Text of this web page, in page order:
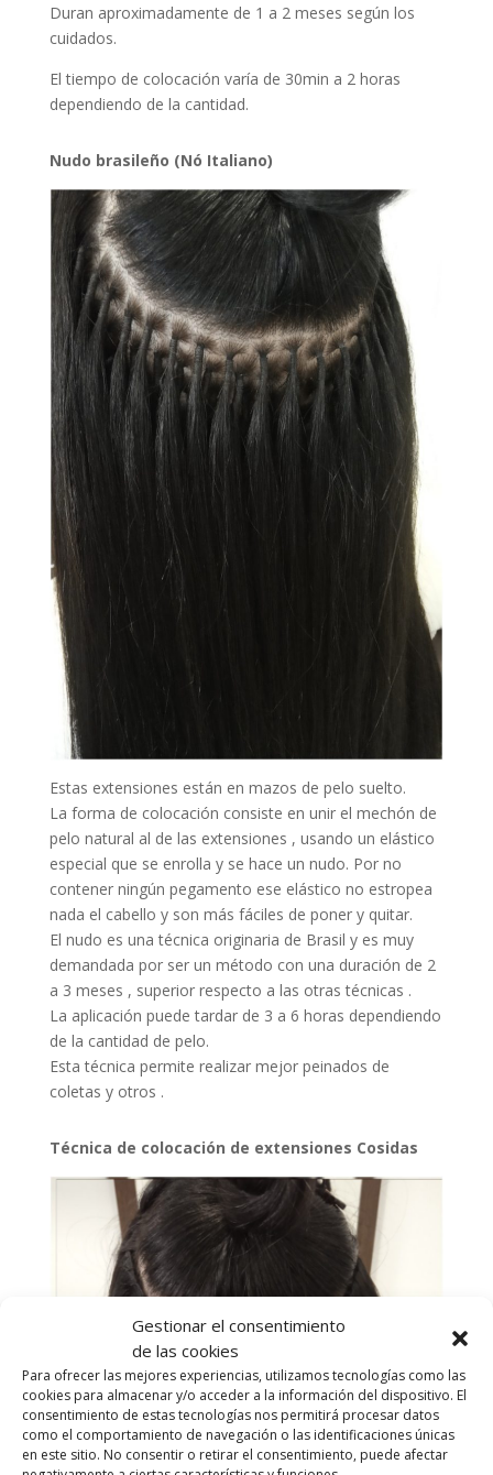
Gestionar el consentimiento
de las cookies
Para ofrecer las mejores experiencias, utilizamos tecnologías como las
cookies para almacenar y/o acceder a la información del dispositivo. El
consentimiento de estas tecnologías nos permitirá procesar datos
como el comportamiento de navegación o las identificaciones únicas
en este sitio. No consentir o retirar el consentimiento, puede afectar
Duran aproximadamente de 1 a 2 meses según los
cuidados.
El tiempo de colocación varía de 30min a 2 horas
dependiendo de la cantidad.
Nudo brasileño (Nó Italiano)
Estas extensiones están en mazos de pelo suelto.
La forma de colocación consiste en unir el mechón de
pelo natural al de las extensiones , usando un elástico
especial que se enrolla y se hace un nudo. Por no
contener ningún pegamento ese elástico no estropea
nada el cabello y son más fáciles de poner y quitar.
El nudo es una técnica originaria de Brasil y es muy
demandada por ser un método con una duración de 2
a 3 meses , superior respecto a las otras técnicas .
La aplicación puede tardar de 3 a 6 horas dependiendo
de la cantidad de pelo.
Esta técnica permite realizar mejor peinados de
coletas y otros .
Técnica de colocación de extensiones Cosidas